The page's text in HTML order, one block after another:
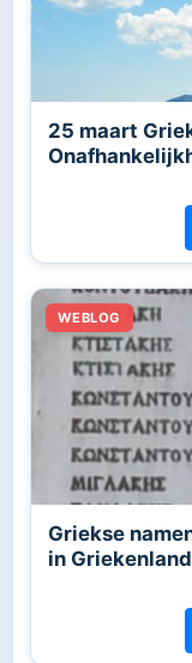
25 maart
Griekse
in Griekenland